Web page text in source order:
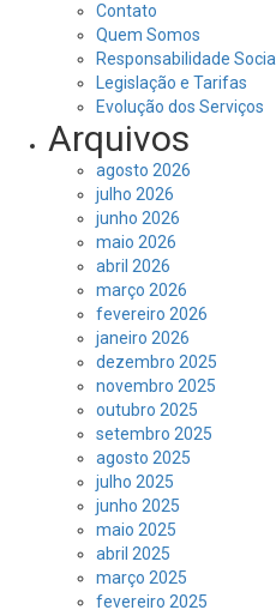
Contato
Quem Somos
Responsabilidade Social
Legislação e Tarifas
Evolução dos Serviços
Arquivos
agosto 2026
julho 2026
junho 2026
maio 2026
abril 2026
março 2026
fevereiro 2026
janeiro 2026
dezembro 2025
novembro 2025
outubro 2025
setembro 2025
agosto 2025
julho 2025
junho 2025
maio 2025
abril 2025
março 2025
fevereiro 2025